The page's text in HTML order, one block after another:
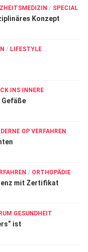
/ SPECIAL
Konzept
/ LIFESTYLE
INS INNERE
Gefäße
OP VERFAHREN
/ ORTHOPÄDIE
mit Zertifikat
GESUNDHEIT
ist